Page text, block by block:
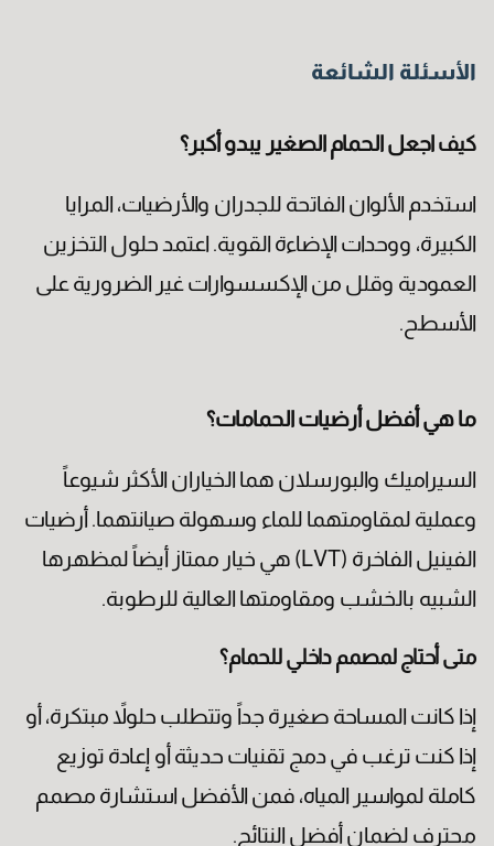
الأسئلة الشائعة
كيفاجعل الحمام الصغير يبدو أكبر؟
استخدم الألوان الفاتحة للجدران والأرضيات، المرايا
الكبيرة، ووحدات الإضاءة القوية. اعتمد حلول التخزين
العمودية وقلل من الإكسسوارات غير الضرورية على
الأسطح.
ما هي أفضل أرضيات الحمامات؟
السيراميك والبورسلان هما الخياران الأكثر شيوعاً
وعملية لمقاومتهما للماء وسهولة صيانتهما. أرضيات
الفينيل الفاخرة (LVT) هي خيار ممتاز أيضاً لمظهرها
الشبيه بالخشب ومقاومتها العالية للرطوبة.
متى أحتاج لمصمم داخلي للحمام؟
إذا كانت المساحة صغيرة جداً وتتطلب حلولاً مبتكرة، أو
إذا كنت ترغب في دمج تقنيات حديثة أو إعادة توزيع
كاملة لمواسير المياه، فمن الأفضل استشارة مصمم
محترف لضمان أفضل النتائج.